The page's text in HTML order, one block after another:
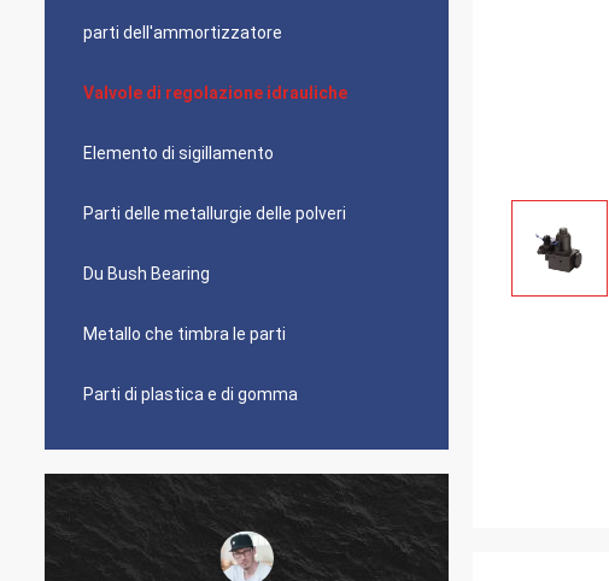
parti dell'ammortizzatore
Valvole di regolazione idrauliche
Elemento di sigillamento
Parti delle metallurgie delle polveri
Du Bush Bearing
Metallo che timbra le parti
Parti di plastica e di gomma